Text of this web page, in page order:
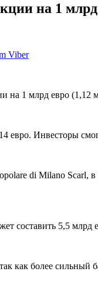
на 1
Viber
на 1 млрд евро
евро. Инвесторы
di Milano Scarl,
составить 5,5
как более